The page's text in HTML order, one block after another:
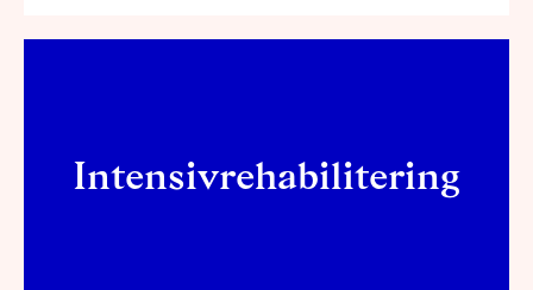
Intensivrehabilitering